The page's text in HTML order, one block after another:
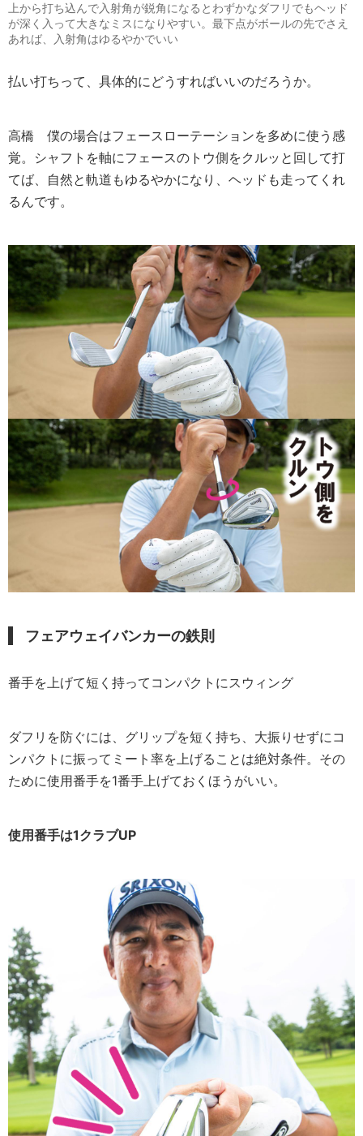
上から打ち込んで入射角が鋭角になるとわずかなダフリでもヘッド
が深く入って大きなミスになりやすい。最下点がボールの先でさえ
あれば、入射角はゆるやかでいい
払い打ちって、具体的にどうすればいいのだろうか。
高橋 僕の場合はフェースローテーションを多めに使う感
覚。シャフトを軸にフェースのトウ側をクルッと回して打
てば、自然と軌道もゆるやかになり、ヘッドも走ってくれ
るんです。
フェアウェイバンカーの鉄則
番手を上げて短く持ってコンパクトにスウィング
ダフリを防ぐには、グリップを短く持ち、大振りせずにコ
ンパクトに振ってミート率を上げることは絶対条件。その
ために使用番手を1番手上げておくほうがいい。
使用番手は1クラブUP